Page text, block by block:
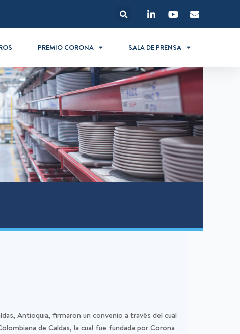
PREMIO CORONA SALA DE PRENSA
Antioquia, firmaron un convenio a través del cual
de Caldas, la cual fue fundada por Corona